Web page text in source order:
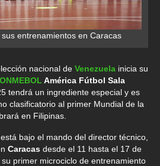
entrenamientos en Caracas
nacional de Venezuela inicia su
América Fútbol Sala
tendrá un ingrediente especial y es
clasificatorio al primer Mundial de la
en Filipinas.
bajo el mando del director técnico,
Caracas desde el 11 hasta el 17 de
primer microciclo de entrenamiento